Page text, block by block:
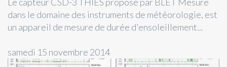
dans le domaine des instruments de météorologie, est
un appareil de mesure de durée d'ensoleillement...
samedi 15 novembre 2014